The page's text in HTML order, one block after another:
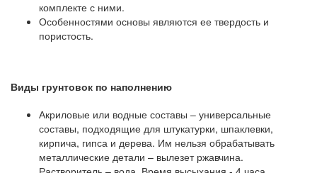
комплекте с ними.
Особенностями основы являются ее твердость и
пористость.
Виды грунтовок по наполнению
Акриловые или водные составы – универсальные
составы, подходящие для штукатурки, шпаклевки,
кирпича, гипса и дерева. Им нельзя обрабатывать
металлические детали – вылезет ржавчина.